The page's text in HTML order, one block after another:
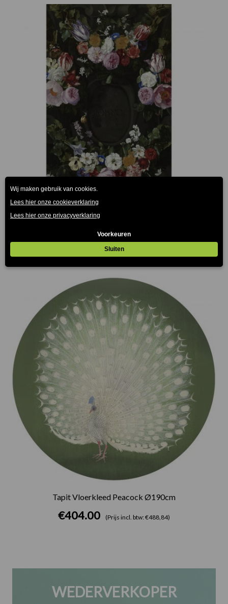
Tapit Vloerkleed Wild Flowers 95x150cm
(Prijs incl. btw: €168,19)
Tapit Vloerkleed Peacock Ø190cm
€404.00 (Prijs incl. btw: €488,84)
WEDERVERKOPER